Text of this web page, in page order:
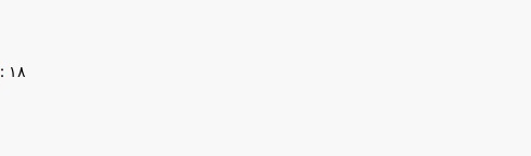
: ۱۸ ساعت پیش